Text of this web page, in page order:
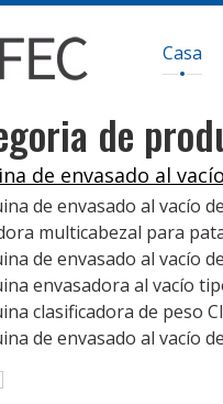
Casa
de
de envasado al vacío